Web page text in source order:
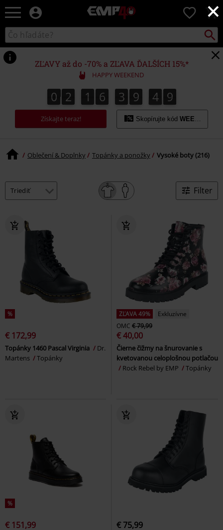
×
EMP
Hudba,
filmy
&
seriály,
Merch
pre
hráčov,
Alternatívna
móda
0
Katalóg
vyhľadávania
ZĽAVY až do -70% a ZĽAVA ĎALŠÍCH 15%*
HAPPY WEEKEND
0
0 2
2 1
1 6
6 3
3 9
9 4
5
4 7
8
7
9
8
Získajte teraz! Skopírujte kód WEEKEND
Oblečení & Doplnky Topánky a ponožky Vysoké boty (216)
Filter
%
€ 172,99
Topánky 1460 Pascal Virginia
Dr.
Martens
Topánky
ZĽAVA 49%
Exkluzívne
OMC € 79,99
€ 40,00
Čierne čižmy na šnurovanie s
kvetovanou celoplošnou potlačou
Rock Rebel by EMP
Topánky
%
€ 151,99 € 75,99